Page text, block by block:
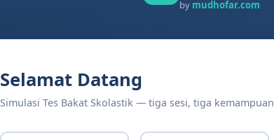
by mudhofar.com
Selamat Datang
Simulasi Tes Bakat Skolastik — tiga sesi, tiga kemampuan